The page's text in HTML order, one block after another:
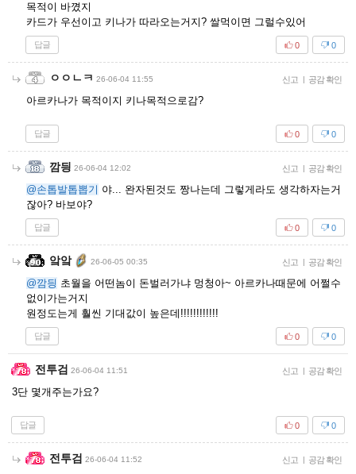
목적이 바꼈지
카드가 우선이고 키나가 따라오는거지? 쌀먹이면 그럴수있어
답글 0
0
ㅇㅇㄴㅋ 26-06-04 11:55 신고 | 공감 확인
아르카나가 목적이지 키나목적으로감?
답글 0
0
깜딍 26-06-04 12:02 신고 | 공감 확인
@손톱발톱뽑기 야... 완자된것도 짱나는데 그렇게라도 생각하자는거
잖아? 바보야?
답글 0
0
앜앜 26-06-05 00:35 신고 | 공감 확인
@깜딍 초월을 어떤놈이 돈벌러가냐 멍청아~ 아르카나때문에 어쩔수
없이가는거지
원정도는게 훨씬 기대값이 높은데!!!!!!!!!!!!
답글 0
0
전투검 26-06-04 11:51 신고 | 공감 확인
3단 몇개주는가요?
답글 0
0
전투검 26-06-04 11:52 신고 | 공감 확인